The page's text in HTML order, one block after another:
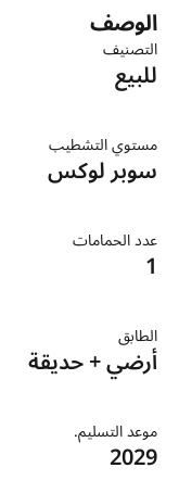
الوصف
التصنيف
للبيع
مستوي التشطيب
سوبر لوكس
عدد الحمامات
1
الطابق
أرضي + حديقة
موعد التسليم.
2029